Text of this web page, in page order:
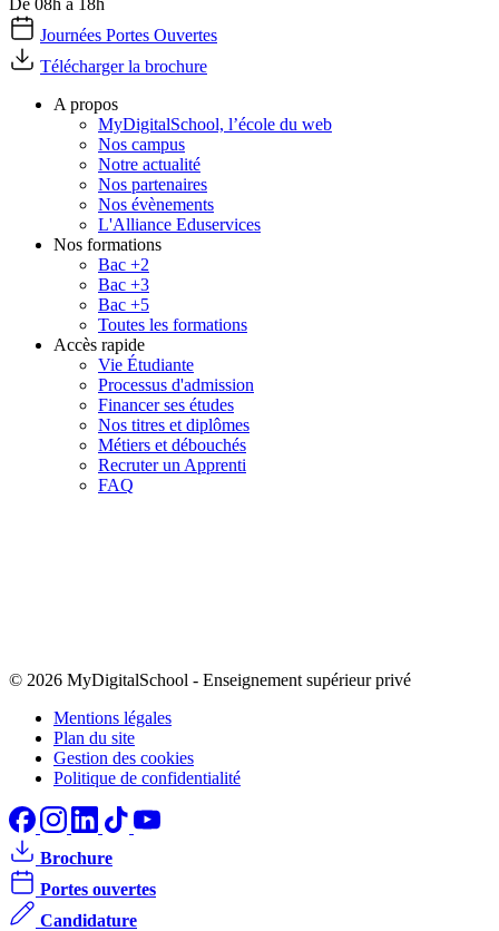
Journées Portes Ouvertes
Télécharger la brochure
A propos
MyDigitalSchool, l’école du web
Nos campus
Notre actualité
Nos partenaires
Nos évènements
L'Alliance Eduservices
Nos formations
Bac +2
Bac +3
Bac +5
Toutes les formations
Accès rapide
Vie Étudiante
Processus d'admission
Financer ses études
Nos titres et diplômes
Métiers et débouchés
Recruter un Apprenti
FAQ
© 2026 MyDigitalSchool - Enseignement supérieur privé
Mentions légales
Plan du site
Gestion des cookies
Politique de confidentialité
Brochure
Portes ouvertes
Candidature